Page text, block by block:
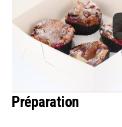
Préparation